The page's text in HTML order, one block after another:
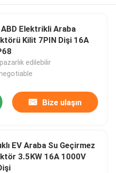
Elektrikli Araba
Kilit 7PIN Dişi 16A
edilebilir
Bize ulaşın
EV Araba Su Geçirmez
3.5KW 16A 1000V